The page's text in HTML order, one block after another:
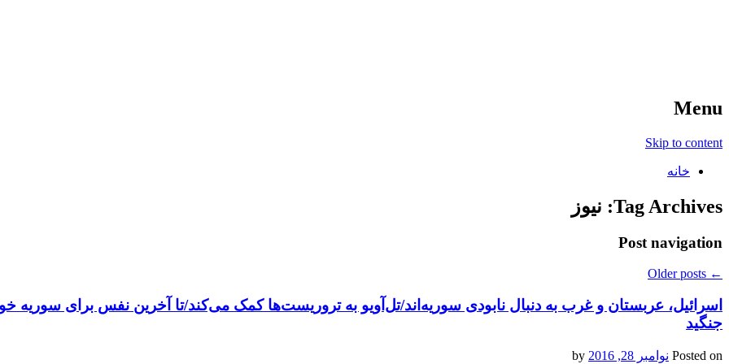
Menu
Skip to content
خانه
Tag Archives: نیوز
Post navigation
←
اسرائیل، عربستان و غرب به دنبال نابودی سوریه‌اند/تل‌آویو به تروریست‌ها کمک می‌کند/تا آخرین نفس برای سوریه
جنگید
Posted on نوامبر 28, 2016